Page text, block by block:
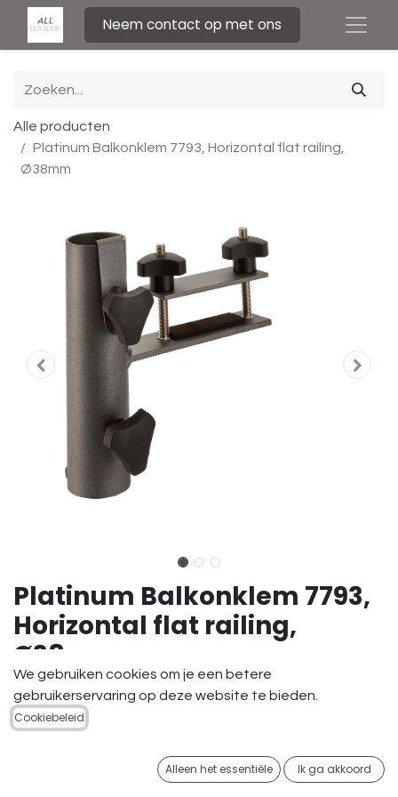
Neem contact op met ons
Alle producten
Platinum Balkonklem 7793, Horizontal flat railing,
Ø38mm
Platinum Balkonklem 7793,
Horizontal flat railing,
Ø38mm
39,95€
Ontvang een bericht wanneer er opnieuw
We gebruiken cookies om je een betere
gebruikerservaring op deze website te bieden.
Cookiebeleid
Alleen het essentiële Ik ga akkoord